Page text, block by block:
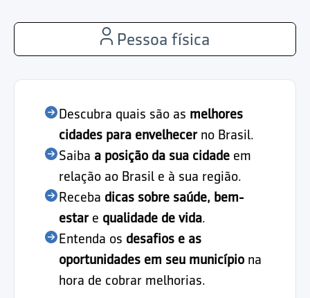
Pessoa física
Descubra quais são as melhores
cidades para envelhecerno Brasil.
Saiba a posição da sua cidade em
relação ao Brasil e à sua região.
Receba dicas sobre saúde, bem-
estare qualidade de vida.
Entenda os desafios e as
oportunidades em seu município na
hora de cobrar melhorias.